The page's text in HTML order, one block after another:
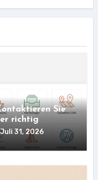
Sie
richtig
Juli 31, 2026